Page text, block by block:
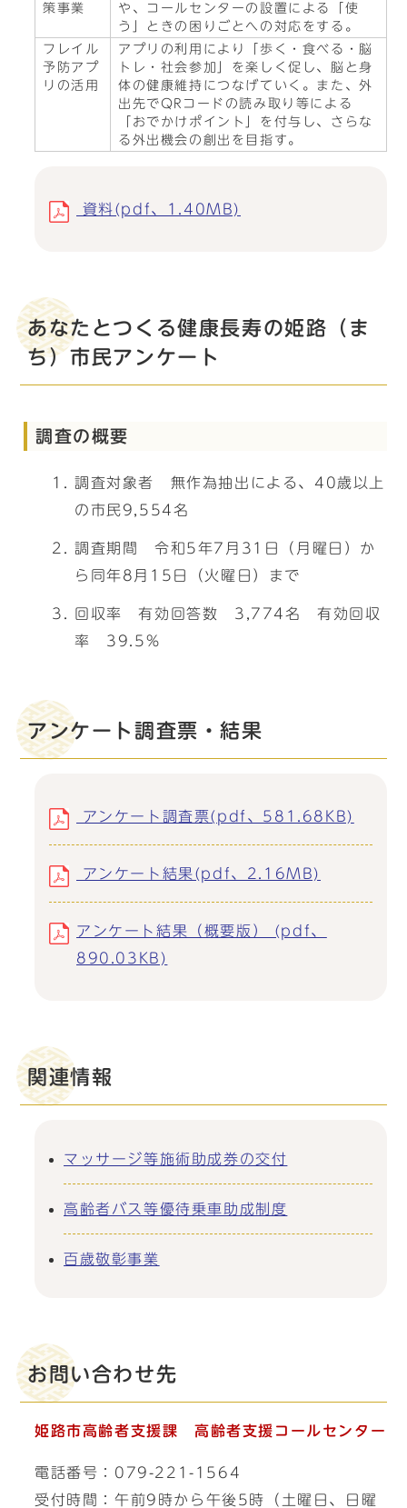
策事業
や、コールセンターの設置による「使
う」ときの困りごとへの対応をする。
フレイル
予防アプ
リの活用
アプリの利用により「歩く・食べる・脳
トレ・社会参加」を楽しく促し、脳と身
体の健康維持につなげていく。また、外
出先でQRコードの読み取り等による
「おでかけポイント」を付与し、さらな
る外出機会の創出を目指す。
資料(pdf、1.40MB)
あなたとつくる健康長寿の姫路（ま
ち）市民アンケート
調査の概要
調査対象者 無作為抽出による、40歳以上
の市民9,554名
調査期間 令和5年7月31日（月曜日）か
ら同年8月15日（火曜日）まで
回収率 有効回答数 3,774名 有効回収
率 39.5%
アンケート調査票・結果
アンケート調査票(pdf、581.68KB)
アンケート結果(pdf、2.16MB)
アンケート結果（概要版） (pdf、
890.03KB)
関連情報
マッサージ等施術助成券の交付
高齢者バス等優待乗車助成制度
百歳敬彰事業
お問い合わせ先
姫路市高齢者支援課高齢者支援コールセンター
電話番号：079-221-1564
受付時間：午前9時から午後5時（土曜日、日曜